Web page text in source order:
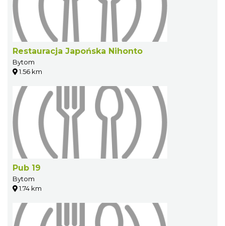
Restauracja Japońska Nihonto
Bytom
1.56 km
Pub 19
Bytom
1.74 km